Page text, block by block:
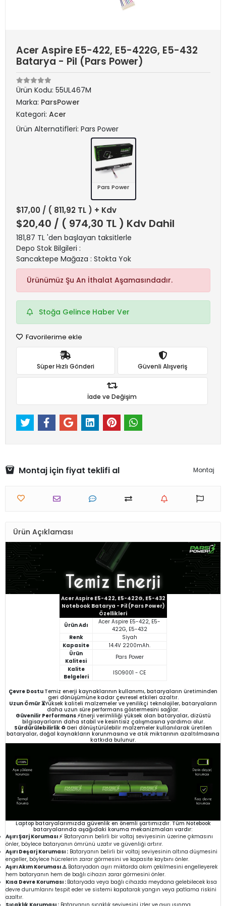
Acer Aspire E5-422, E5-422G, E5-432
Batarya - Pil (Pars Power)
Ürün Kodu: 55UL467M
Marka: ParsPower
Kategori: Acer
Ürün Alternatifleri: Pars Power
Pars Power
$17,00 / ( 811,92 TL ) + Kdv
$20,40 / ( 974,30 TL ) Kdv Dahil
181,87 TL 'den başlayan taksitlerle
Depo Stok Bilgileri :
Sancaktepe Mağaza : Stokta Yok
Ürünümüz Şu An İthalat Aşamasındadır.
Stoğa Gelince Haber Ver
Favorilerime ekle
Süper Hızlı Gönderi Güvenli Alışveriş
İade ve Değişim
Montaj için fiyat teklifi al Montaj
Ürün Açıklaması
Acer Aspire E5-422, E5-422G, E5-432
Notebook Batarya - Pil (Pars Power)
Özellikleri
Ürün Adı
Acer Aspire E5-422, E5-
422G, E5-432
Renk
Siyah
Kapasite
14.4V 2200mAh.
Ürün
Kalitesi
Pars Power
Kalite
Belgeleri
ISO9001 - CE
Çevre Dostu Temiz enerji kaynaklarının kullanımı, bataryaların üretiminden
geri dönüşümüne kadar çevresel etkileri azaltır.
Uzun Ömür ⏳Yüksek kaliteli malzemeler ve yenilikçi teknolojiler, bataryaların
daha uzun süre performans göstermesini sağlar.
Güvenilir Performans ⚡Enerji verimliliği yüksek olan bataryalar, dizüstü
bilgisayarların daha stabil ve kesintisiz çalışmasına yardımcı olur.
Sürdürülebilirlik ♻️Geri dönüştürülebilir malzemeler kullanılarak üretilen
bataryalar, doğal kaynakların korunmasına ve atık miktarının azaltılmasına
katkıda bulunur.
Laptop bataryalarımızda güvenlik en önemli şartımızdır. Tüm Notebook
bataryalarında aşağıdaki koruma mekanizmaları vardır:
Aşırı Şarj Koruması ⚡ Bataryanın belirli bir voltaj seviyesinin üzerine çıkmasını
önler, böylece bataryanın ömrünü uzatır ve güvenliği artırır.
Aşırı Deşarj Koruması : Bataryanın belirli bir voltaj seviyesinin altına düşmesini
engeller, böylece hücrelerin zarar görmesini ve kapasite kaybını önler.
Aşırı Akım Koruması ⚠️Bataryadan aşırı miktarda akım çekilmesini engelleyerek
hem bataryanın hem de bağlı cihazın zarar görmesini önler.
Kısa Devre Koruması : Bataryada veya bağlı cihazda meydana gelebilecek kısa
devre durumlarını tespit eder ve sistemi kapatarak yangın veya patlama riskini
azaltır.